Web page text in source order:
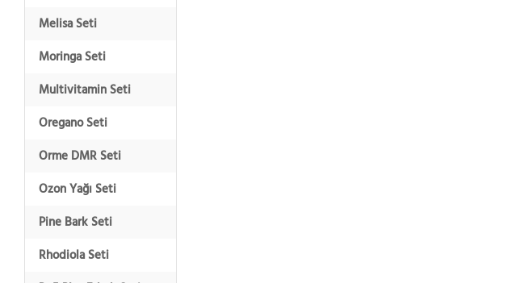
Melisa Seti
Moringa Seti
Multivitamin Seti
Oregano Seti
Orme DMR Seti
Ozon Yağı Seti
Pine Bark Seti
Rhodiola Seti